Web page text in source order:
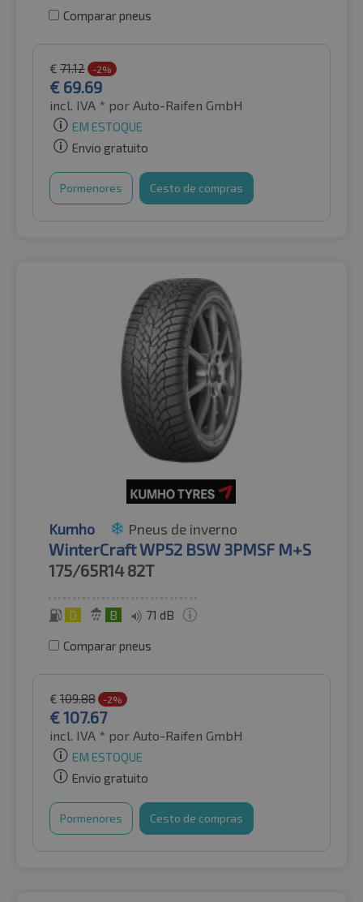
Comparar pneus
€ 71.12 -2%
€ 69.69
incl. IVA * por Auto-Raifen GmbH
EM ESTOQUE
Envio gratuito
Pormenores Cesto de compras
Kumho Pneus de inverno
WinterCraft WP52 BSW 3PMSF M+S
175/65R14 82T
D B 71 dB
Comparar pneus
€ 109.88 -2%
€107.67
incl. IVA * por Auto-Raifen GmbH
EM ESTOQUE
Envio gratuito
Pormenores Cesto de compras